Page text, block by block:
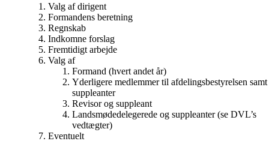
Valg af dirigent
Formandens beretning
Regnskab
Indkomne forslag
Fremtidigt arbejde
Valg af
Formand (hvert andet år)
Yderligere medlemmer til afdelingsbestyrelsen samt
suppleanter
Revisor og suppleant
Landsmødedelegerede og suppleanter (se DVL’s
vedtægter)
Eventuelt